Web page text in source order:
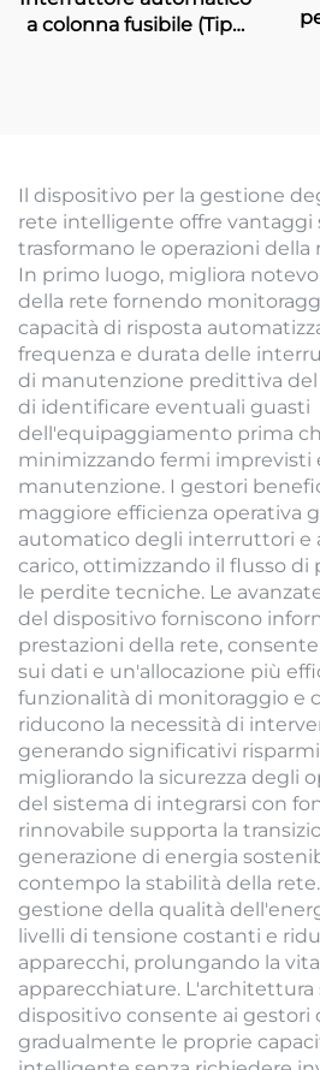
a colonna fusibile (Tipo
Il dispositivo per la gestione
rete intelligente offre vantaggi
trasformano le operazioni
In primo luogo, migliora
della rete fornendo
capacità di risposta
frequenza e durata delle
di manutenzione predittiva
di identificare eventuali guasti
dell'equipaggiamento prima
minimizzando fermi imprevisti
manutenzione. I gestori
maggiore efficienza operativa
automatico degli interruttori e
carico, ottimizzando il flusso
le perdite tecniche. Le
del dispositivo forniscono
prestazioni della rete,
sui dati e un'allocazione più
funzionalità di monitoraggio e
riducono la necessità di
generando significativi
migliorando la sicurezza degli
del sistema di integrarsi con
rinnovabile supporta la
generazione di energia
contempo la stabilità della
gestione della qualità
livelli di tensione costanti e
apparecchi, prolungando la
apparecchiature. L'architettura
dispositivo consente ai gestori
gradualmente le proprie